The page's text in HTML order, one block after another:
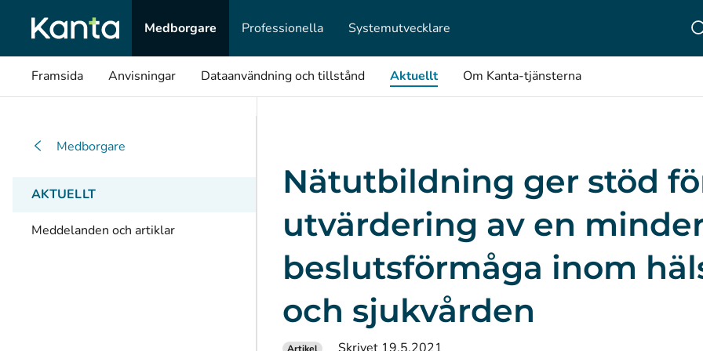
Medborgare
Professionella Systemutvecklare
Framsida Anvisningar Dataanvändning och tillstånd Aktuellt Om Kanta-tjänsterna
Medborgare
AKTUELLT
Meddelanden och artiklar
Nätutbildning ger stöd
utvärdering av en
beslutsförmåga inom
och sjukvården